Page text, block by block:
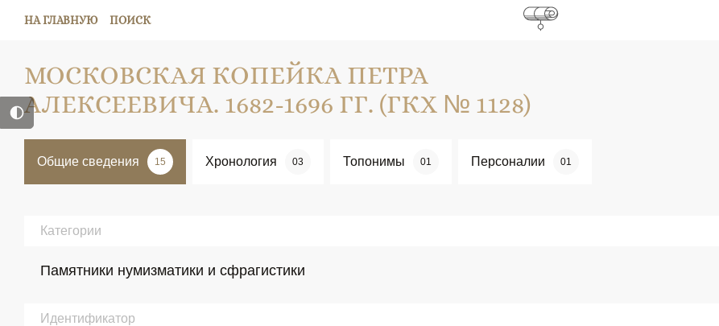
НА ГЛАВНУЮ ПОИСК
МОСКОВСКАЯ КОПЕЙКА ПЕТРА
АЛЕКСЕЕВИЧА. 1682-1696 ГГ. (ГКХ № 1128)
Общие сведения 15 Хронология 03 Топонимы 01 Персоналии 01
Категории
Памятники нумизматики и сфрагистики
Идентификатор